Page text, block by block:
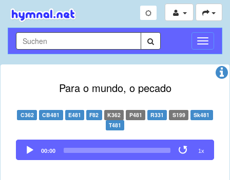
Para o mundo, o pecado
C362 CB481 E481 F82 K362 P481 R331 S199
Sk481
T481
Audio
Player
00:00 1x